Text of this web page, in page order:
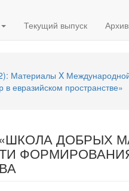
Текущий выпуск
Материалы X
в евразийском пространстве»
ДОБРЫХ